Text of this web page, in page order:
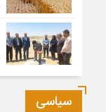
سیاسی